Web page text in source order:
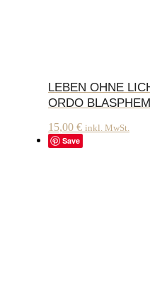
LEBEN OHNE
ORDO
15,00 € inkl. MwSt.
Save